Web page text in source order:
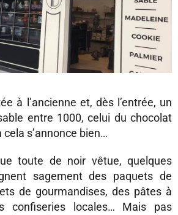
à l’ancienne et, dès l’entrée, un
entre 1000, celui du chocolat
s’annonce bien…
toute de noir vêtue, quelques
sagement des paquets de
de gourmandises, des pâtes à
confiseries locales… Mais pas